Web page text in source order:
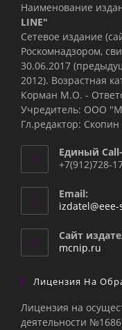
Наименование
LINE"
Сетевое издание
Роскомнадзором,
30.06.2017
2012). Возрастная
Корман М.О. -
Учредитель: ООО
Гл.редактор:
Единый
+7(912)728-
Email:
Сайт
mcnip.ru
Лицензия На
Лицензия на
деятельности